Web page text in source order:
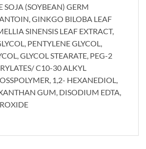
SOJA (SOYBEAN) GERM
GINKGO BILOBA LEAF
SINENSIS LEAF EXTRACT,
PENTYLENE GLYCOL,
GLYCOL STEARATE, PEG-2
C10-30 ALKYL
1,2- HEXANEDIOL,
GUM, DISODIUM EDTA,